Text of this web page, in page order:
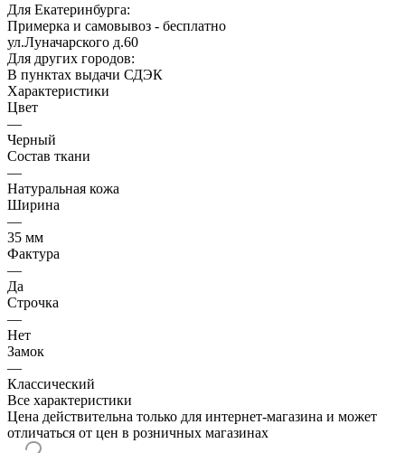
Для Екатеринбурга:
Примерка и самовывоз - бесплатно
ул.Луначарского д.60
Для других городов:
В пунктах выдачи СДЭК
Характеристики
Цвет
—
Черный
Состав ткани
—
Натуральная кожа
Ширина
—
35 мм
Фактура
—
Да
Строчка
—
Нет
Замок
—
Классический
Все характеристики
Цена действительна только для интернет-магазина и может
отличаться от цен в розничных магазинах